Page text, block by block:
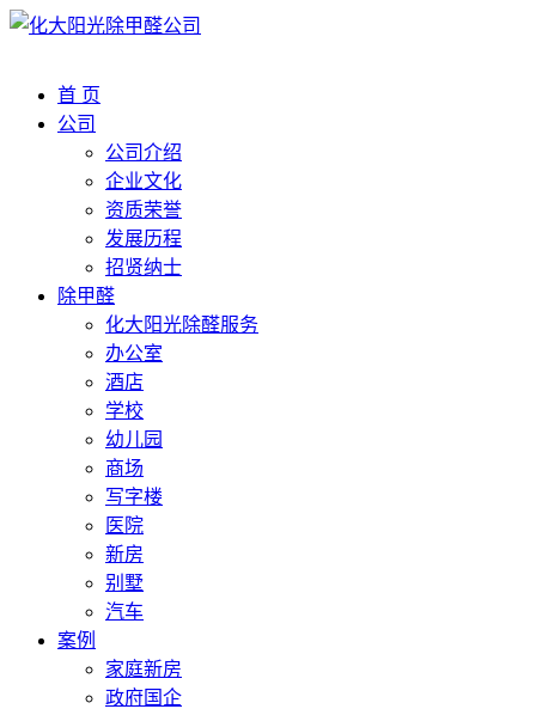
首 页
公司
公司介绍
企业文化
资质荣誉
发展历程
招贤纳士
除甲醛
化大阳光除醛服务
办公室
酒店
学校
幼儿园
商场
写字楼
医院
新房
别墅
汽车
案例
家庭新房
政府国企